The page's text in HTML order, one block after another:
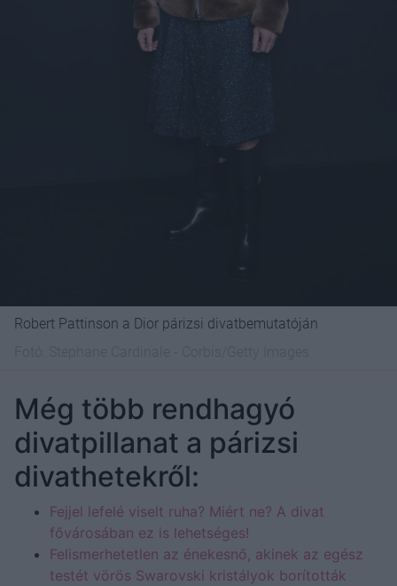
Robert Pattinson a Dior párizsi divatbemutatóján
Még több rendhagyó
divatpillanat a párizsi
divathetekről:
Fejjel lefelé viselt ruha? Miért ne? A divat
fővárosában ez is lehetséges!
Felismerhetetlen az énekesnő, akinek az egész
testét vörös Swarovski kristályok borították